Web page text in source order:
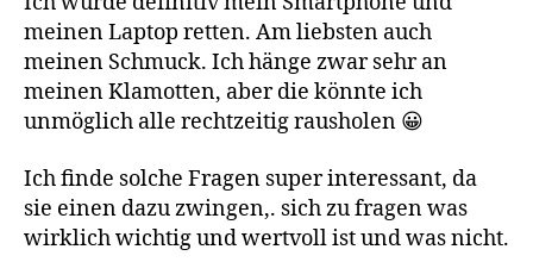
meinen Laptop retten. Am liebsten auch
meinen Schmuck. Ich hänge zwar sehr an
meinen Klamotten, aber die könnte ich
unmöglich alle rechtzeitig rausholen 😀
Ich finde solche Fragen super interessant, da
sie einen dazu zwingen,. sich zu fragen was
wirklich wichtig und wertvoll ist und was nicht.